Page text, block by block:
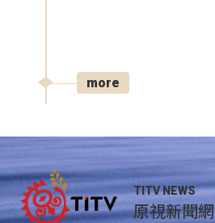
more
TITV NEWS
原視新聞網